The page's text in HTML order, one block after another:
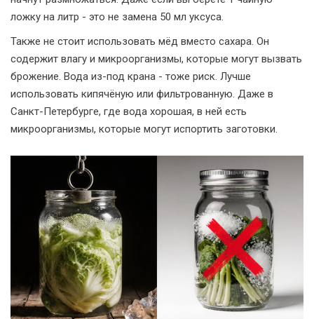
ложку на литр - это не замена 50 мл уксуса.
Также не стоит использовать мёд вместо сахара. Он
содержит влагу и микроорганизмы, которые могут вызвать
брожение. Вода из-под крана - тоже риск. Лучше
использовать кипячёную или фильтрованную. Даже в
Санкт-Петербурге, где вода хорошая, в ней есть
микроорганизмы, которые могут испортить заготовки.